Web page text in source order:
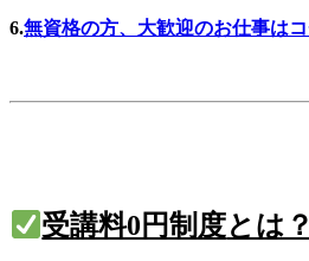
6.無資格の方、大歓迎のお仕事は
受講料0円制度とは？